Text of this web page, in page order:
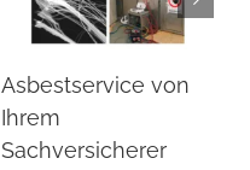
Asbestservice von
Ihrem
Sachversicherer